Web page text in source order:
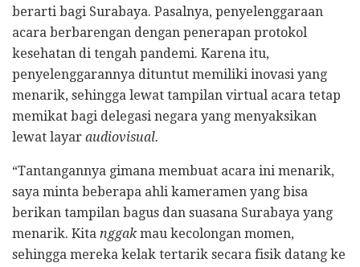
berarti bagi Surabaya. Pasalnya, penyelenggaraan
acara berbarengan dengan penerapan protokol
kesehatan di tengah pandemi. Karena itu,
penyelenggarannya dituntut memiliki inovasi yang
menarik, sehingga lewat tampilan virtual acara tetap
memikat bagi delegasi negara yang menyaksikan
lewat layar audiovisual.
“Tantangannya gimana membuat acara ini menarik,
saya minta beberapa ahli kameramen yang bisa
berikan tampilan bagus dan suasana Surabaya yang
menarik. Kita nggakmau kecolongan momen,
sehingga mereka kelak tertarik secara fisik datang ke